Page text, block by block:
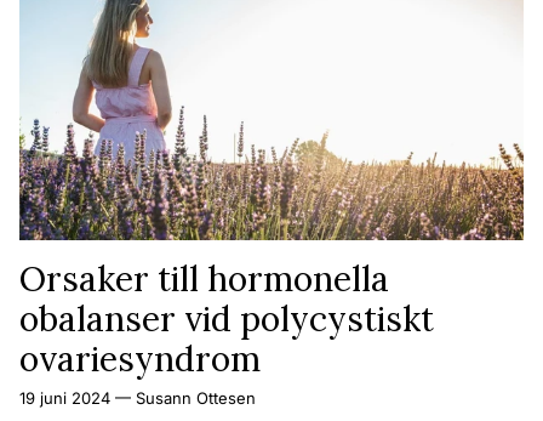
Orsaker till hormonella
obalanser vid polycystiskt
ovariesyndrom
19 juni 2024 — Susann Ottesen